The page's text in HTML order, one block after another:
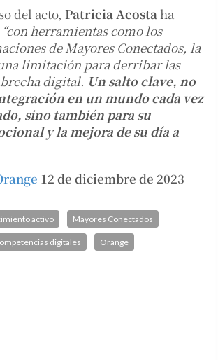
del acto, Patricia Acosta ha
“con herramientas como los
de Mayores Conectados, la
limitación para derribar las
digital. Un salto clave, no
en un mundo cada vez
sino también para su
y la mejora de su día a
12 de diciembre de 2023
activo Mayores Conectados
digitales Orange